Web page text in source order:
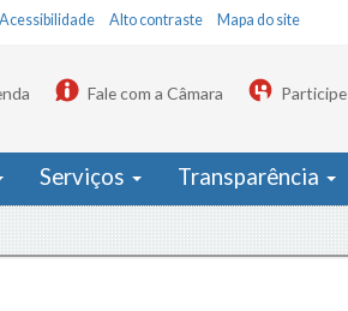
Acessibilidade Alto contraste Mapa do site
Fale com a Câmara Participe
Serviços Transparência